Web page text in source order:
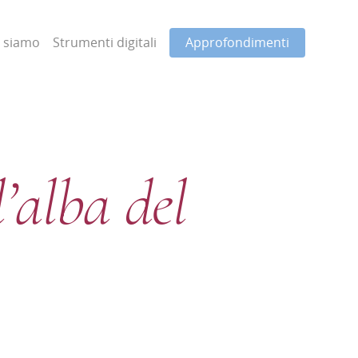
siamo Strumenti digitali Approfondimenti
del